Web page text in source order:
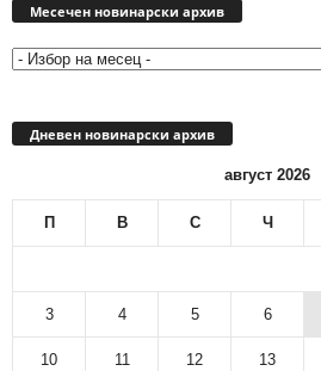
Месечен новинарски архив
Дневен новинарски архив
август 2026
П В С Ч
3 4 5 6
10 11 12 13